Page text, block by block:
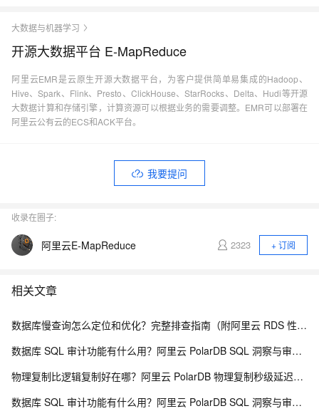
大数据与机器学习
开源大数据平台 E-MapReduce
阿里云EMR是云原生开源大数据平台，为客户提供简单易集成的Hadoop、
Hive、Spark、Flink、Presto、ClickHouse、StarRocks、Delta、Hudi等开源
大数据计算和存储引擎，计算资源可以根据业务的需要调整。EMR可以部署在
阿里云公有云的ECS和ACK平台。
我要提问
收录在圈子:
阿里云E-MapReduce 2323 + 订阅
相关文章
数据库慢查询怎么定位和优化？完整排查指南（附阿里云 RDS 性能洞察方案）
数据库 SQL 审计功能有什么用？阿里云 PolarDB SQL 洞察与审计解析
物理复制比逻辑复制好在哪？阿里云 PolarDB 物理复制秒级延迟解析
数据库 SQL 审计功能有什么用？阿里云 PolarDB SQL 洞察与审计解析